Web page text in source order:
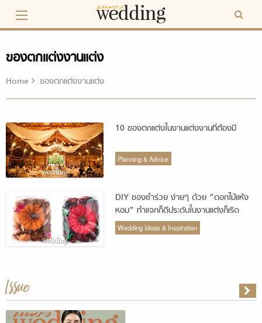
content
ของตกแต่งงานแต่ง
Home ของตกแต่งงานแต่ง
10 ของตกแต่งในงานแต่งงานที่ต้องมี
Planning & Advice
DIY ของชำร่วย ง่ายๆ ด้วย “ดอกไม้แห้ง
หอม” ทำแจกก็ดีประดับในงานแต่งก็เริด
Wedding Ideas & Inspiration
Issue